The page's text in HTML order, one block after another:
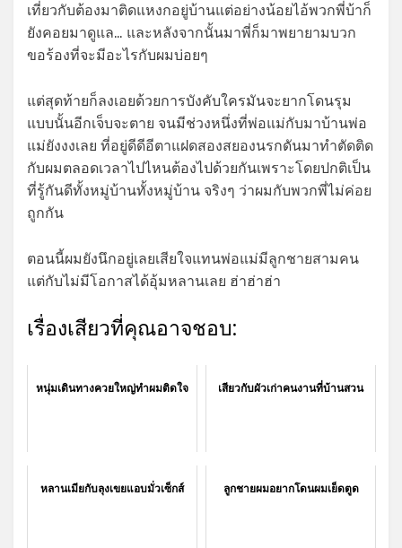
เที่ยวกับต้องมาติดแหงกอยู่บ้านแต่อย่างน้อยไอ้พวกพี่บ้าก็
ยังคอยมาดูแล… และหลังจากนั้นมาพี่ก็มาพยายามบวก
ขอร้องที่จะมีอะไรกับผมบ่อยๆ
แต่สุดท้ายก็ลงเอยด้วยการบังคับใครมันจะยากโดนรุม
แบบนั้นอีกเจ็บจะตาย จนมีช่วงหนึ่งที่พ่อแม่กับมาบ้านพ่อ
แม่ยังงงเลย ที่อยู่ดีดีอีตาแฝดสองสยองนรกดันมาทำตัดติด
กับผมตลอดเวลาไปไหนต้องไปด้วยกันเพราะโดยปกติเป็น
ที่รู้กันดีทั้งหมู่บ้านทั้งหมู่บ้าน จริงๆ ว่าผมกับพวกพี่ไม่ค่อย
ถูกกัน
ตอนนี้ผมยังนึกอยู่เลยเสียใจแทนพ่อแม่มีลูกชายสามคน
แต่กับไม่มีโอกาสได้อุ้มหลานเลย ฮ่าฮ่าฮ่า
เรื่องเสียวที่คุณอาจชอบ:
หนุ่มเดินทางควยใหญ่ทำผมติดใจ เสียวกับผัวเก่าคนงานที่บ้านสวน
หลานเมียกับลุงเขยแอบมั่วเซ็กส์ ลูกชายผมอยากโดนผมเย็ดตูด